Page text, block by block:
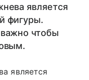
является
фигуры.
чтобы
является